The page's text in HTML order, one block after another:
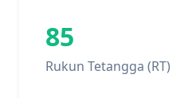
85
Rukun Tetangga (RT)